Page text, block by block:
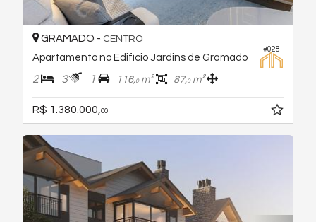
#028
GRAMADO - CENTRO
Apartamento no Edifício Jardins de Gramado
2 3 1 116,0m² 87,0m²
R$ 1.380.000, 00